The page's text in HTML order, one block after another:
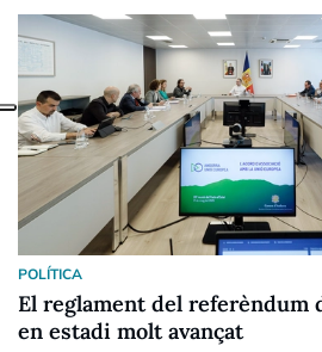
POLÍTICA
El reglament del referèndum
en estadi molt avançat